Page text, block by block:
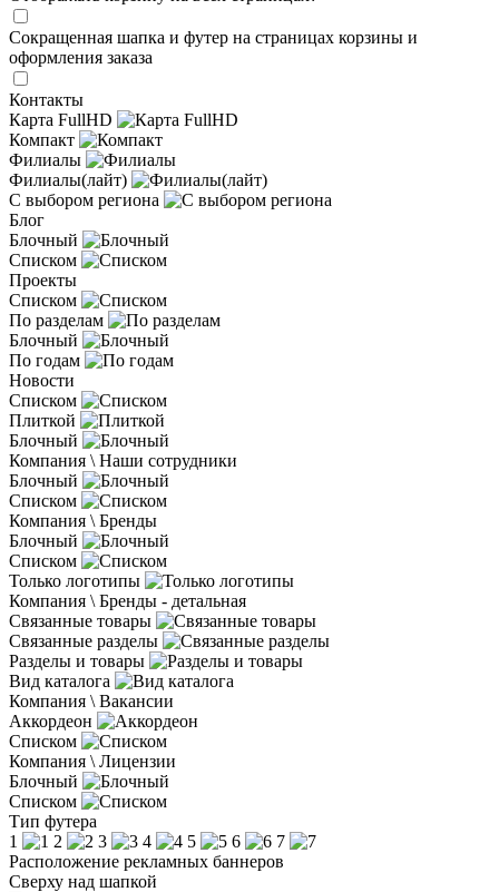
Сокращенная шапка и футер на страницах корзины и
оформления заказа
Контакты
Карта FullHD
Компакт
Филиалы
Филиалы(лайт)
С выбором региона
Блог
Блочный
Списком
Проекты
Списком
По разделам
Блочный
По годам
Новости
Списком
Плиткой
Блочный
Компания \ Наши сотрудники
Блочный
Списком
Компания \ Бренды
Блочный
Списком
Только логотипы
Компания \ Бренды - детальная
Связанные товары
Связанные разделы
Разделы и товары
Вид каталога
Компания \ Вакансии
Аккордеон
Списком
Компания \ Лицензии
Блочный
Списком
Тип футера
1
2 3 4 5 6
7
Расположение рекламных баннеров
Сверху над шапкой